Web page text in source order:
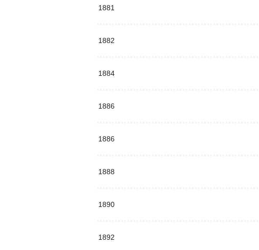
1881
1882
1884
1886
1886
1888
1890
1892